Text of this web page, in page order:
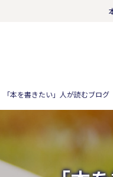
「本を書きたい」人が読むブログ